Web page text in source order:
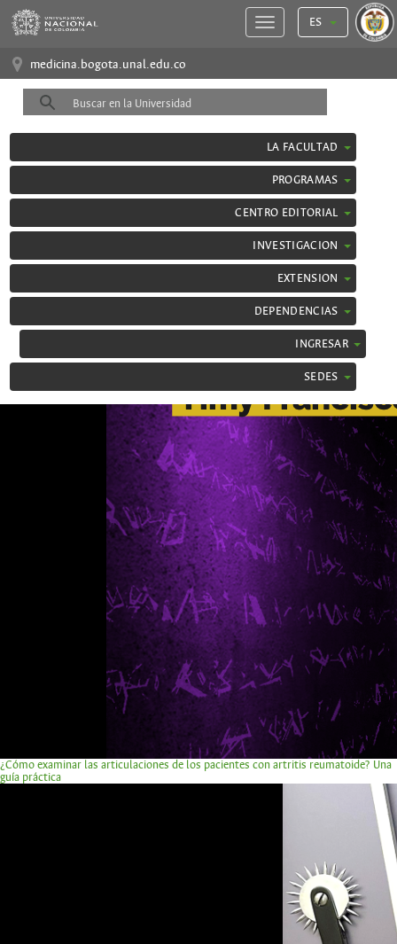
ES
medicina.bogota.unal.edu.co
LA FACULTAD
PROGRAMAS
CENTRO EDITORIAL
INVESTIGACION
EXTENSION
DEPENDENCIAS
INGRESAR
SEDES
¿Cómo examinar las articulaciones de los pacientes con artritis reumatoide? Una
guía práctica